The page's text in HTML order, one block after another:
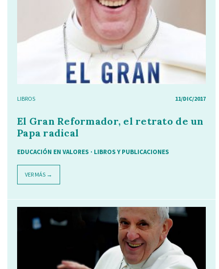
LIBROS 11/DIC/2017
El Gran Reformador, el retrato de un
Papa radical
EDUCACIÓN EN VALORES · LIBROS Y PUBLICACIONES
VER MÁS →